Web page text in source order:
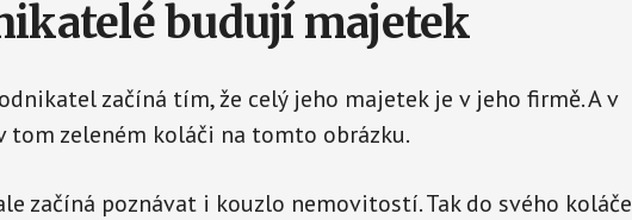
budují majetek
začíná tím, že celý jeho majetek je v jeho firmě. A v
tom zeleném koláči na tomto obrázku.
začíná poznávat i kouzlo nemovitostí. Tak do svého koláče